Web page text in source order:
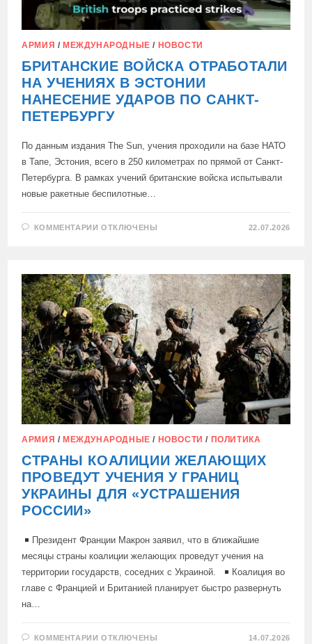
АРМИЯ /МЕЖДУНАРОДНЫЕ / НОВОСТИ
БРИТАНСКИЕ ВОЙСКА ОТРАБОТАЛИ
НА УЧЕНИЯХ В ЭСТОНИИ
НАНЕСЕНИЕ УДАРОВ ПО САНКТ-
ПЕТЕРБУРГУ
По данным издания The Sun, учения проходили на базе НАТО
в Тапе, Эстония, всего в 250 километрах по прямой от Санкт-
Петербурга. В рамках учений британские войска испытывали
новые ракетные беспилотные…
КОММЕНТАРИИ К
НА
УЧЕНИЯХ
В
ЭСТОНИИ
НАНЕСЕНИЕ
УДАРОВ
ПО
САНКТ-
ПЕТЕРБУРГУ
ОТКЛЮЧЕНЫ 22.07.2026
АРМИЯ / МЕЖДУНАРОДНЫЕ / НОВОСТИ / ПОЛИТИКА
СТРАНЫ КОАЛИЦИИ ЖЕЛАЮЩИХ
ПРОВЕДУТ УЧЕНИЯ У ГРАНИЦ
УКРАИНЫ ДЛЯ «УСТРАШЕНИЯ
РОССИИ»
Президент Франции Макрон заявил, что в ближайшие
месяцы страны коалиции желающих проведут учения на
территории государств, соседних с Украиной.
Коалиция во
главе с Францией и Британией планирует быстро развернуть
на…
КОММЕНТАРИИ К
ОТКЛЮЧЕНЫ 14.07.2026